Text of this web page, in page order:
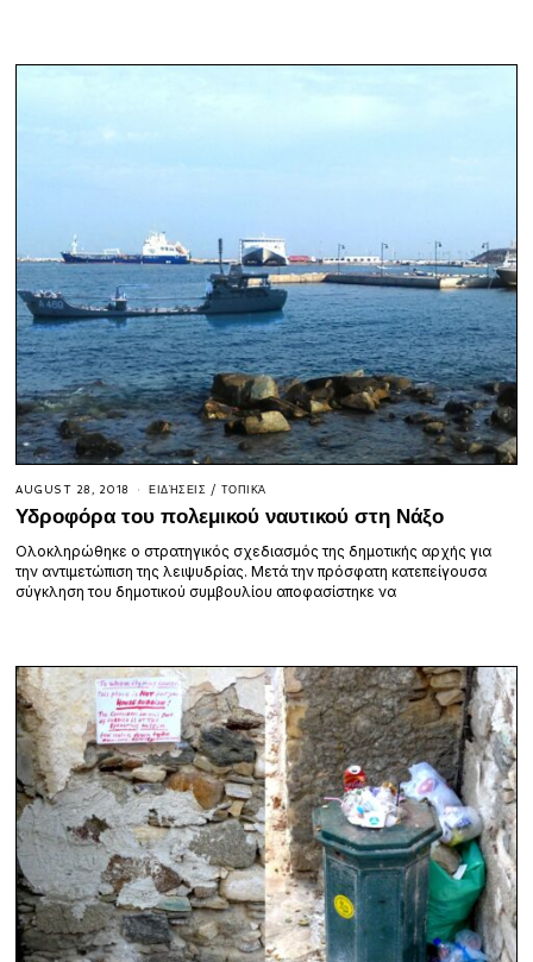
AUGUST 28, 2018 ΕΙΔΉΣΕΙΣ / ΤΟΠΙΚΆ
Υδροφόρα του πολεμικού ναυτικού στη Νάξο
Ολοκληρώθηκε ο στρατηγικός σχεδιασμός της δημοτικής αρχής για
την αντιμετώπιση της λειψυδρίας. Μετά την πρόσφατη κατεπείγουσα
σύγκληση του δημοτικού συμβουλίου αποφασίστηκε να